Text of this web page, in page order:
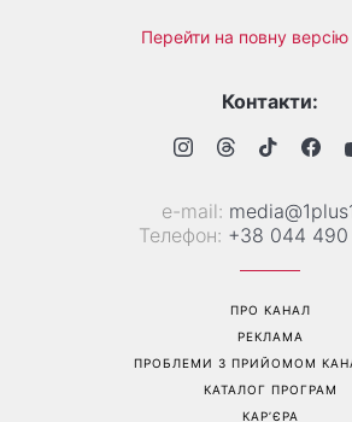
Перейти на повну версію
Контакти:
е-mail:
Телефон: +38 044 490
ПРО КАНАЛ
РЕКЛАМА
ПРОБЛЕМИ З ПРИЙОМОМ
КАТАЛОГ ПРОГРАМ
КАР’ЄРА